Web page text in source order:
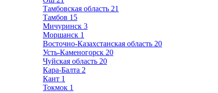
Тамбовская область 21
Тамбов 15
Мичуринск 3
Моршанск 1
Восточно-Казахстанская область 20
Усть-Каменогорск 20
Чуйская область 20
Кара-Балта 2
Кант 1
Токмок 1